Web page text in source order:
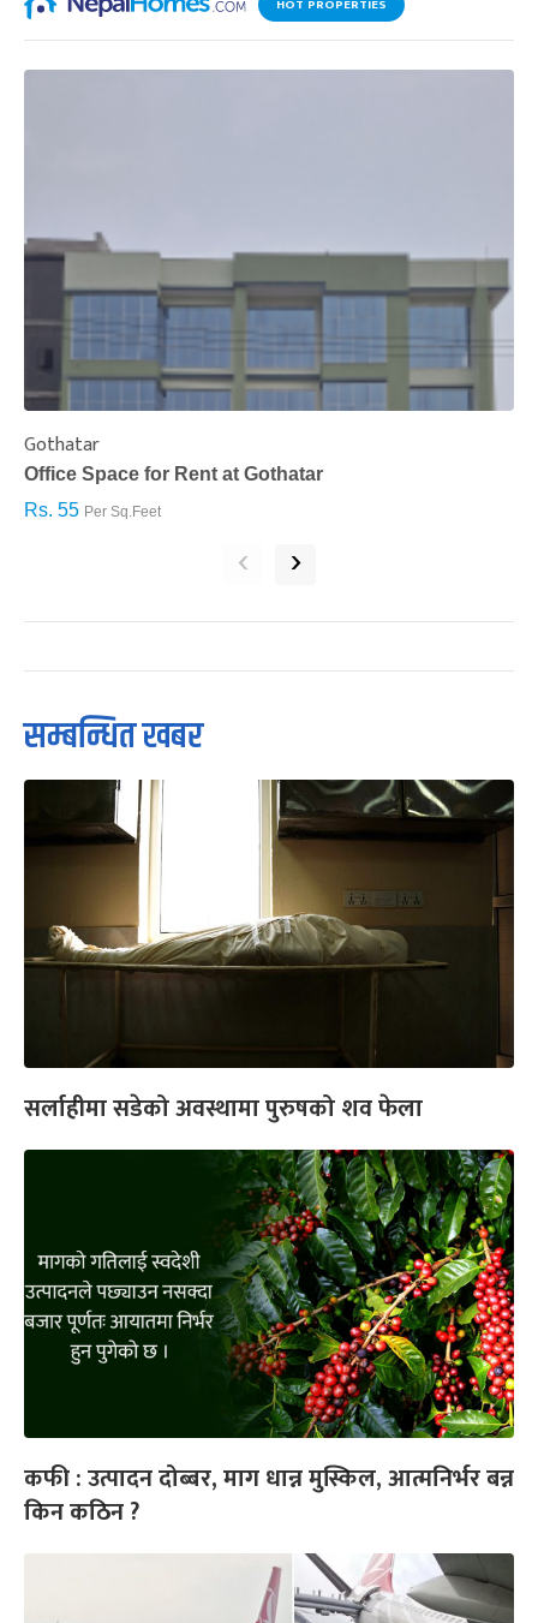
HOT PROPERTIES
Gothatar
Office Space for Rent at Gothatar
Rs. 55 Per Sq.Feet
‹ ›
सम्बन्धित खबर
सर्लाहीमा सडेको अवस्थामा पुरुषको शव फेला
कफी : उत्पादन दोब्बर, माग धान्न मुस्किल, आत्मनिर्भर बन्न
किन कठिन ?